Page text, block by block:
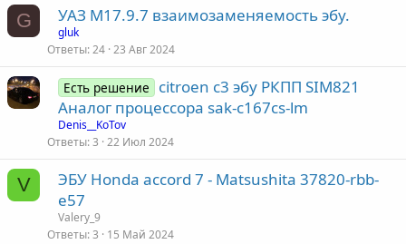
G УАЗ М17.9.7 взаимозаменяемость эбу.
gluk
Ответы 24 23 Авг 2024
Есть решение
citroen c3 эбу РКПП SIM821
Аналог процессора sak-c167cs-lm
Denis__KoTov
Ответы 3 22 Июл 2024
V
ЭБУ Honda accord 7 - Matsushita 37820-rbb-
e57
Valery_9
Ответы 3 15 Май 2024